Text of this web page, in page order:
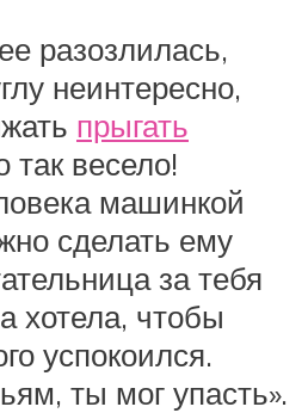
разозлилась,
неинтересно,
прыгать
так весело!
машинкой
сделать ему
за тебя
хотела, чтобы
успокоился.
ты мог упасть».